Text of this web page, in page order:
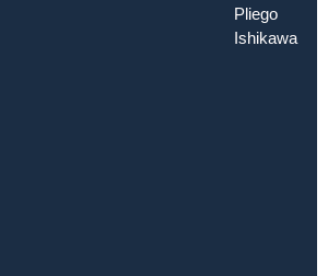
Pliego
Ishikawa